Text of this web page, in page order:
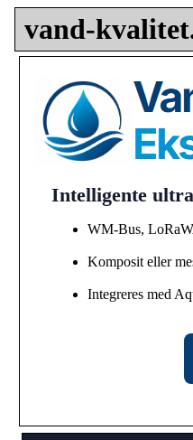
vand-
Intelligente
WM-Bus,
Komposit eller
Integreres med